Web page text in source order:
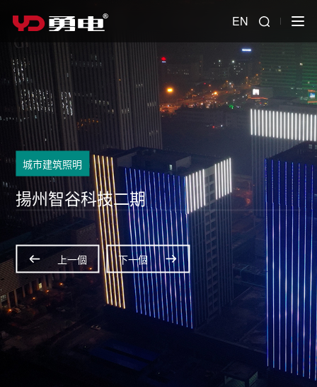
EN
城市建筑照明
揚州智谷科技二期
上一個 下一個